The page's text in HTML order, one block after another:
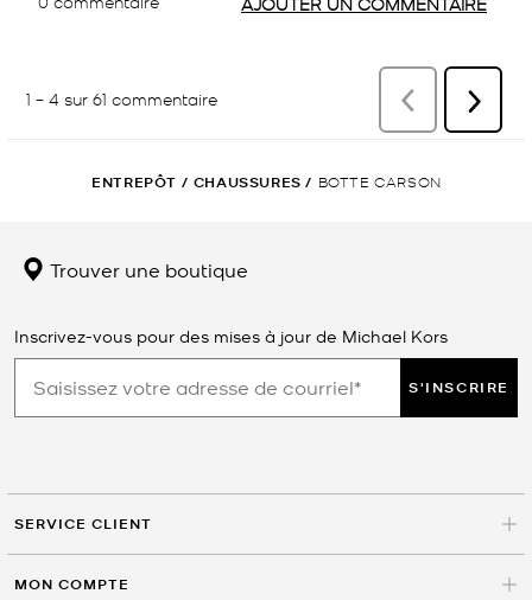
ENTREPÔT / CHAUSSURES / BOTTE CARSON
Trouver une boutique
Inscrivez-vous pour des mises à jour de Michael Kors
S'INSCRIRE
SERVICE CLIENT
MON COMPTE